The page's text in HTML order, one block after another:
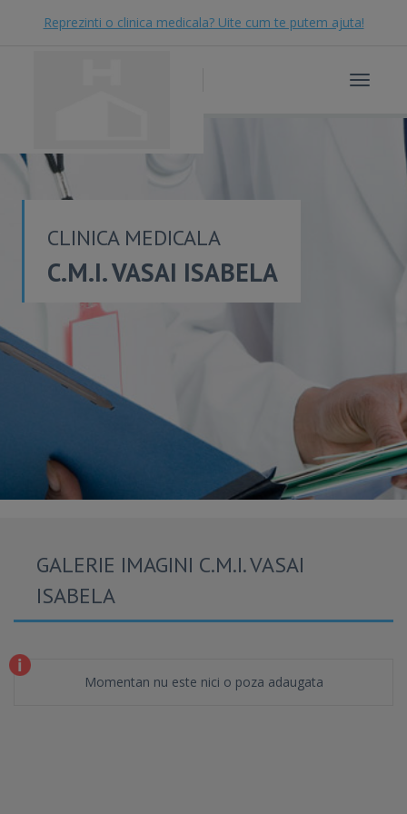
Reprezinti o clinica medicala? Uite cum te putem ajuta!
Toggle
CLINICA MEDICALA
C.M.I. VASAI ISABELA
GALERIE IMAGINI C.M.I. VASAI
ISABELA
Momentan nu este nici o poza adaugata